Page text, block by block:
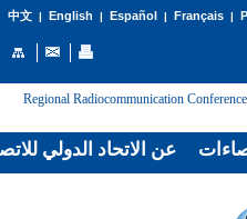
中文| English | Español | Français|
: [Regional Radiocommunication
عن الاتحاد الدولي